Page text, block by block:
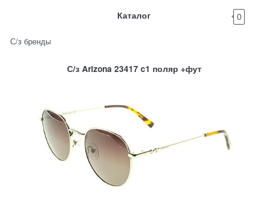
Каталог 0
С/з бренды
С/з Arizona 23417 c1 поляр +фут